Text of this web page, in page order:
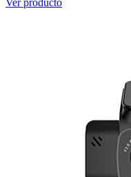
Ver producto